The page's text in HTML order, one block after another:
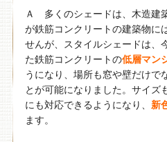
Ａ 多くのシェードは、木造建
が鉄筋コンクリートの建築物に
せんが、スタイルシェードは、
た鉄筋コンクリートの低層マン
うになり、場所も窓や壁だけで
とが可能になりました。サイズ
にも対応できるようになり、 新
ます。